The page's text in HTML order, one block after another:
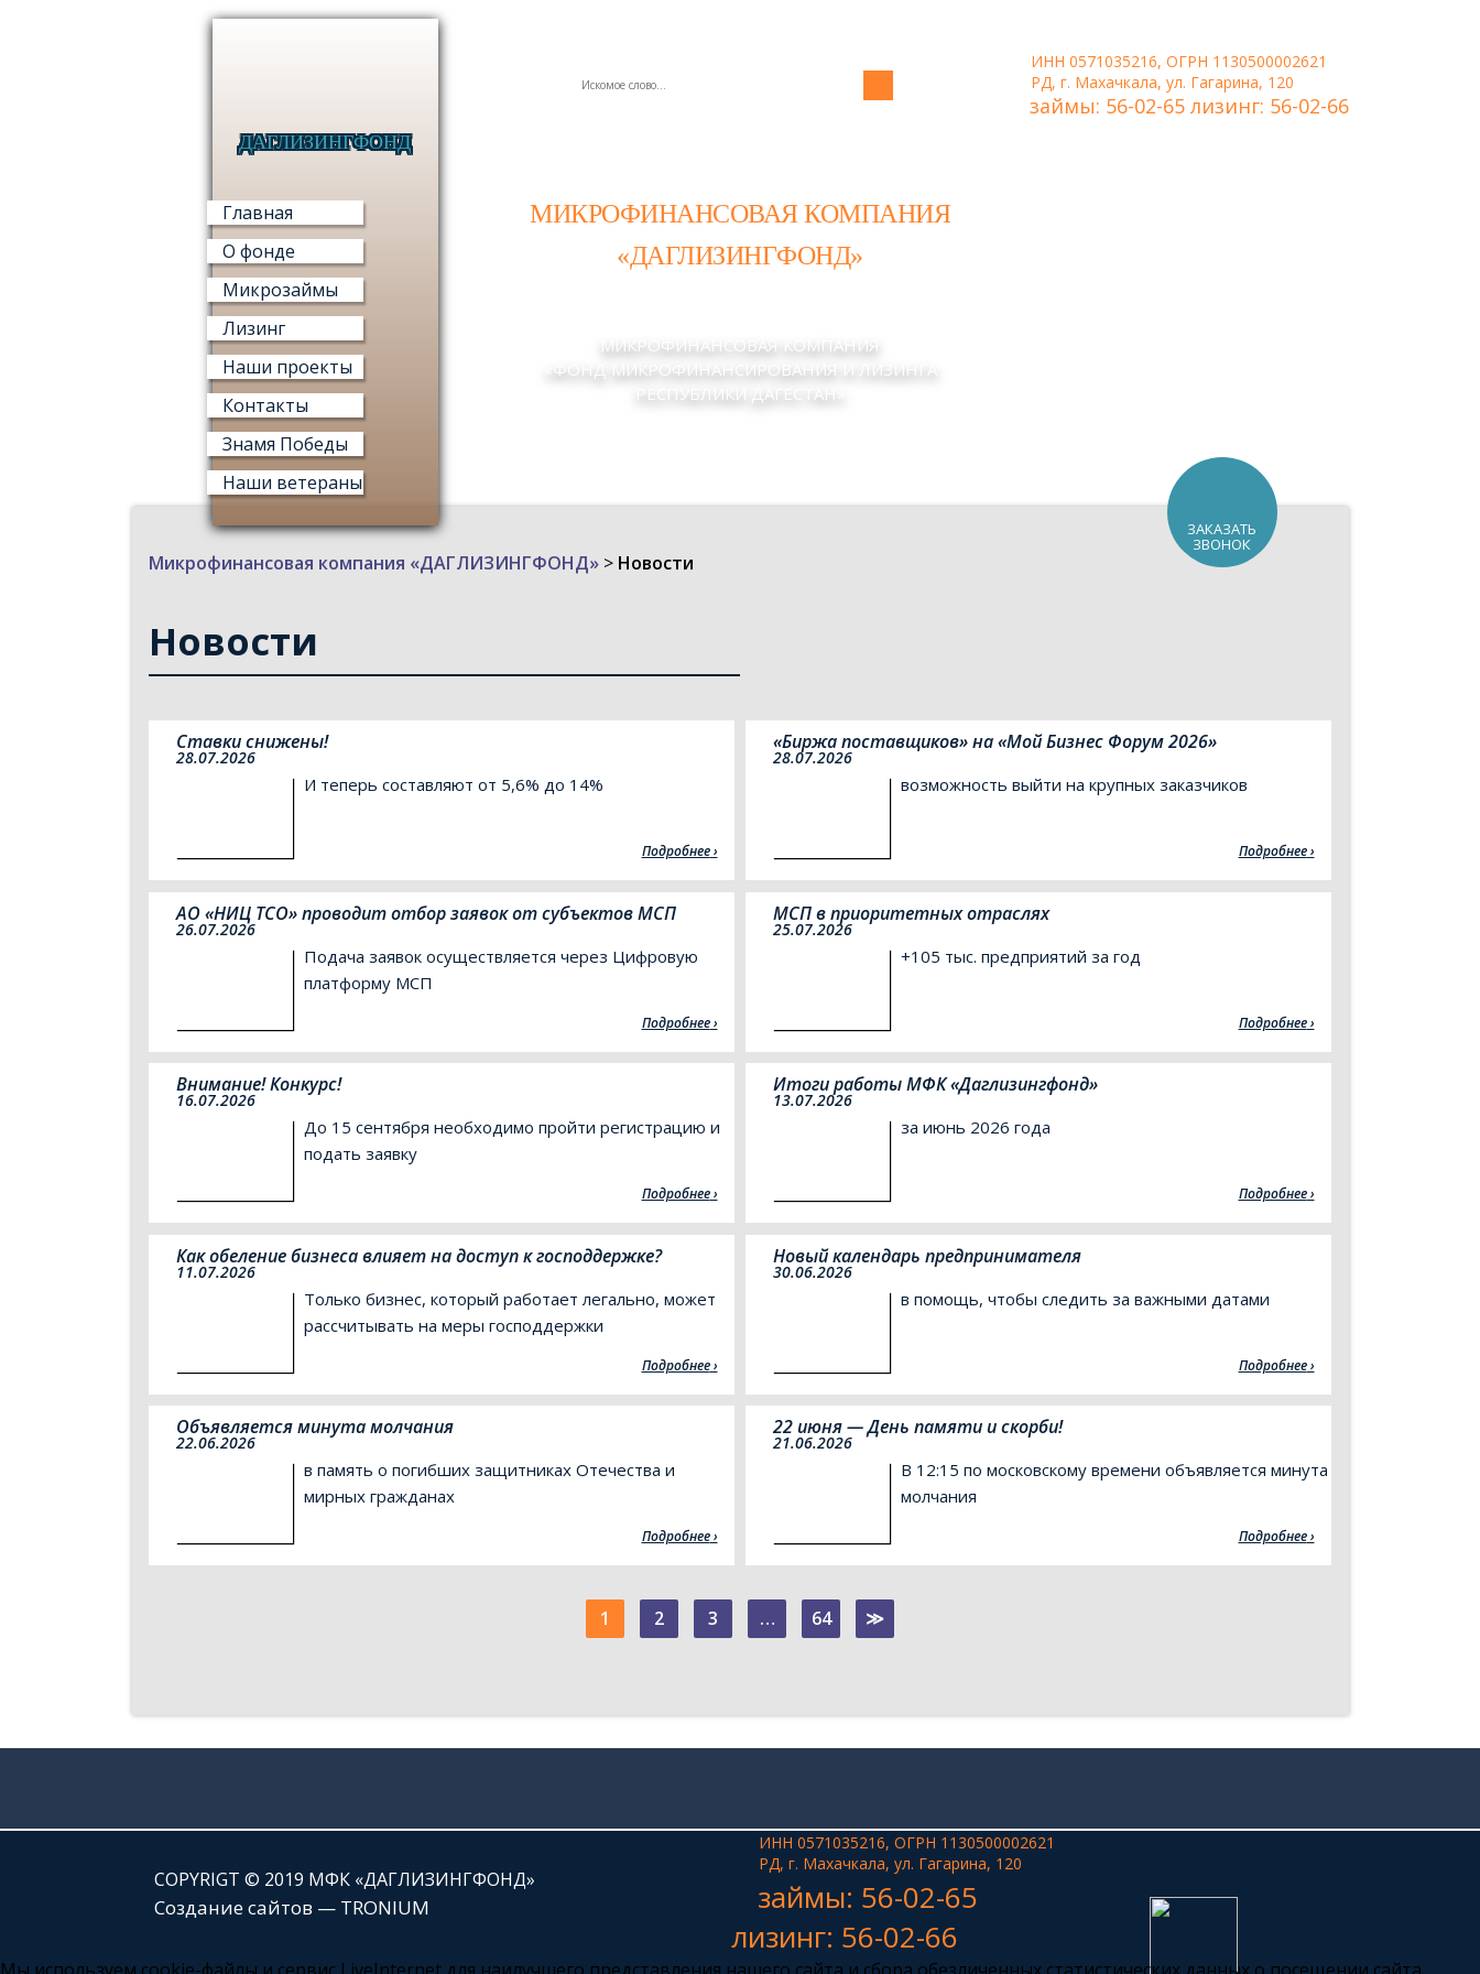
ДАГЛИЗИНГФОНД
Главная
О фонде
Микрозаймы
Лизинг
Наши проекты
Контакты
Знамя Победы
Наши ветераны
ИНН 0571035216, ОГРН 1130500002621
РД, г. Махачкала, ул. Гагарина, 120
займы: 56-02-65 лизинг: 56-02-66
МИКРОФИНАНСОВАЯ КОМПАНИЯ
«ДАГЛИЗИНГФОНД»
МИКРОФИНАНСОВАЯ КОМПАНИЯ
«ФОНД МИКРОФИНАНСИРОВАНИЯ И ЛИЗИНГА
РЕСПУБЛИКИ ДАГЕСТАН»
ЗАКАЗАТЬ
ЗВОНОК
Микрофинансовая компания «ДАГЛИЗИНГФОНД»> Новости
Новости
Ставки снижены!
28.07.2026
И теперь составляют от 5,6% до 14%
Подробнее
«Биржа поставщиков» на «Мой Бизнес Форум 2026»
28.07.2026
возможность выйти на крупных заказчиков
Подробнее
АО «НИЦ ТСО» проводит отбор заявок от субъектов МСП
26.07.2026
Подача заявок осуществляется через Цифровую
платформу МСП
Подробнее
МСП в приоритетных отраслях
25.07.2026
+105 тыс. предприятий за год
Подробнее
Внимание! Конкурс!
16.07.2026
До 15 сентября необходимо пройти регистрацию и
подать заявку
Подробнее
Итоги работы МФК «Даглизингфонд»
13.07.2026
за июнь 2026 года
Подробнее
Как обеление бизнеса влияет на доступ к господдержке?
11.07.2026
Только бизнес, который работает легально, может
рассчитывать на меры господдержки
Подробнее
Новый календарь предпринимателя
30.06.2026
в помощь, чтобы следить за важными датами
Подробнее
Объявляется минута молчания
22.06.2026
в память о погибших защитниках Отечества и
мирных гражданах
Подробнее
22 июня — День памяти и скорби!
21.06.2026
В 12:15 по московскому времени объявляется минута
молчания
Подробнее
1 2 3 … 64 ≫
СOPYRIGT © 2019 МФК «ДАГЛИЗИНГФОНД»
Создание сайтов — TRONIUM
ИНН 0571035216, ОГРН 1130500002621
РД, г. Махачкала, ул. Гагарина, 120
займы: 56-02-65
лизинг: 56-02-66
Мы используем cookie-файлы и сервис LiveInternet для наилучшего представления нашего сайта и сбора обезличенных статистических данных о посещении сайта.